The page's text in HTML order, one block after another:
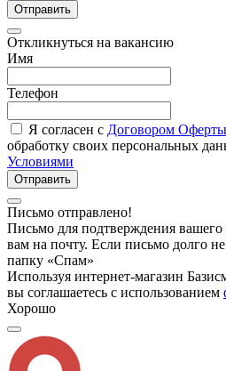
Отправить
Откликнуться на вакансию
Имя
Телефон
Я согласен с Договором Оферты
обработку своих персональных
Условиями
Отправить
Письмо отправлено!
Письмо для подтверждения
вам на почту. Если письмо долго
папку «Спам»
Используя интернет-магазин
вы соглашаетесь с использованием
Хорошо